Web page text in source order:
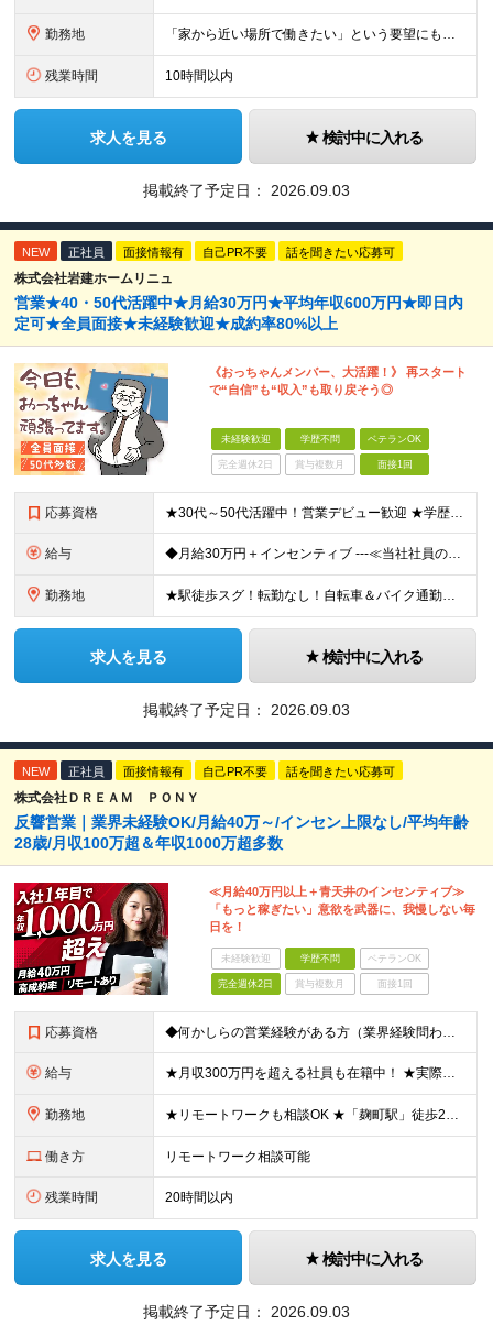
勤務地 「家から近い場所で働きたい」という要望にもお応えします！※実例あり ★一都三県（東京都・埼玉県・神奈川県・千葉県）のいずれかの携帯ショップやイベント会場に配属 ■本社 東京都豊島区南池袋2-33-7
残業時間 10時間以内
求人を見る 検討中に入れる
掲載終了予定日： 2026.09.03
NEW 正社員 面接情報有 自己PR不要 話を聞きたい応募可
株式会社岩建ホームリニュ
営業★40・50代活躍中★月給30万円★平均年収600万円★即日内
定可★全員面接★未経験歓迎★成約率80%以上
《おっちゃんメンバー、大活躍！》 再スタート
で“自信”も“収入”も取り戻そう◎
未経験歓迎 学歴不問 ベテランOK
完全週休2日 賞与複数月 面接1回
応募資格 ★30代～50代活躍中！営業デビュー歓迎 ★学歴・転職回数・ブランク不問 ★人柄重視の採用です！ ◆60歳未満の方【定年年齢を上限として募集するため】
給与 ◆月給30万円＋インセンティブ ---≪当社社員の実際の給与例≫--- ★元解体作業員・S（29歳） ・最高月収：67万8836円（総支給） ★元電気工事士・N（47歳） ・最高月収：96万508
勤務地 ★駅徒歩スグ！転勤なし！自転車＆バイク通勤相談OK 【本社】東京都足立区綾瀬2-27-12 (変更の範囲)上記を除く当社関連勤務地
求人を見る 検討中に入れる
掲載終了予定日： 2026.09.03
NEW 正社員 面接情報有 自己PR不要 話を聞きたい応募可
株式会社ＤＲＥＡＭ ＰＯＮＹ
反響営業｜業界未経験OK/月給40万～/インセン上限なし/平均年齢
28歳/月収100万超＆年収1000万超多数
≪月給40万円以上＋青天井のインセンティブ≫
「もっと稼ぎたい」意欲を武器に、我慢しない毎
日を！
未経験歓迎 学歴不問 ベテランOK
完全週休2日 賞与複数月 面接1回
応募資格 ◆何かしらの営業経験がある方（業界経験問わず） ◆学歴不問 ＼こんな方にオススメ／ ◎今よりしっかり稼ぎたい方 ◎刺激のある環境で活躍したい方 ◎新しいことにも前向きにチャレンジできる方 ◎フットワ
給与 ★月収300万円を超える社員も在籍中！ ★実際の例：入社3カ月（27歳）月給75万円（基本給40万円＋インセンティブ35万円） ★実績次第で月収60万円～100万円以上も十分に目指せます。 ◆月給4
勤務地 ★リモートワークも相談OK ★「麹町駅」徒歩2分／転勤なし 【東京本社】 東京都千代田区麹町4-2-11 2階 (変更の範囲)上記を除く当社関連勤務地
働き方 リモートワーク相談可能
残業時間 20時間以内
求人を見る 検討中に入れる
掲載終了予定日： 2026.09.03